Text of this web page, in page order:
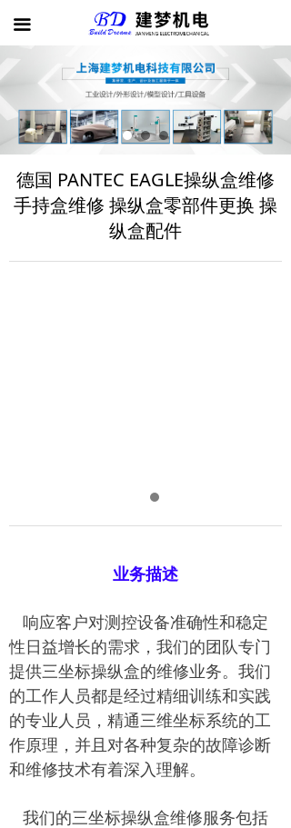
끀
首页
案例展示
新闻动态
德国 PANTEC EAGLE操纵盒维修
手持盒维修 操纵盒零部件更换 操
纵盒配件
业务描述
响应客户对测控设备准确性和稳定
性日益增长的需求，我们的团队专门
提供三坐标操纵盒的维修业务。我们
的工作人员都是经过精细训练和实践
的专业人员，精通三维坐标系统的工
作原理，并且对各种复杂的故障诊断
和维修技术有着深入理解。
我们的三坐标操纵盒维修服务包括